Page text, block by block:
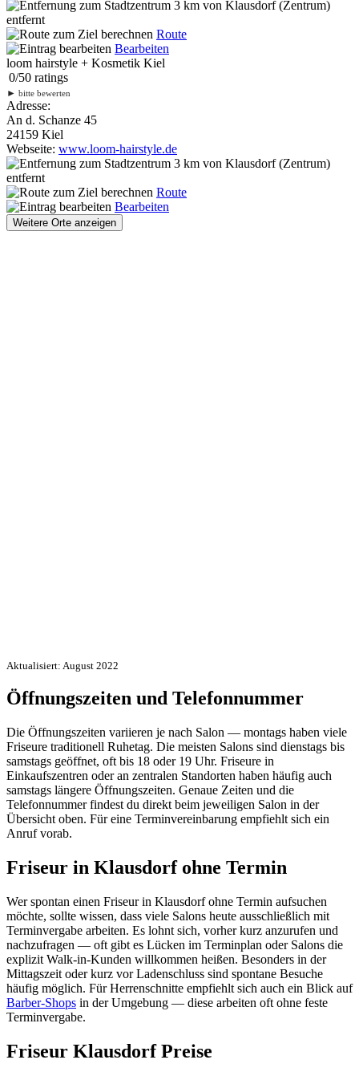
3 km von Klausdorf (Zentrum)
entfernt
Route
Bearbeiten
loom hairstyle + Kosmetik Kiel
0/50 ratings
► bitte bewerten
Adresse:
An d. Schanze 45
24159 Kiel
Webseite: www.loom-hairstyle.de
3 km von Klausdorf (Zentrum)
entfernt
Route
Bearbeiten
Weitere Orte anzeigen
Aktualisiert: August 2022
Öffnungszeiten und Telefonnummer
Die Öffnungszeiten variieren je nach Salon — montags haben viele
Friseure traditionell Ruhetag. Die meisten Salons sind dienstags bis
samstags geöffnet, oft bis 18 oder 19 Uhr. Friseure in
Einkaufszentren oder an zentralen Standorten haben häufig auch
samstags längere Öffnungszeiten. Genaue Zeiten und die
Telefonnummer findest du direkt beim jeweiligen Salon in der
Übersicht oben. Für eine Terminvereinbarung empfiehlt sich ein
Anruf vorab.
Friseur in Klausdorf ohne Termin
Wer spontan einen Friseur in Klausdorf ohne Termin aufsuchen
möchte, sollte wissen, dass viele Salons heute ausschließlich mit
Terminvergabe arbeiten. Es lohnt sich, vorher kurz anzurufen und
nachzufragen — oft gibt es Lücken im Terminplan oder Salons die
explizit Walk-in-Kunden willkommen heißen. Besonders in der
Mittagszeit oder kurz vor Ladenschluss sind spontane Besuche
häufig möglich. Für Herrenschnitte empfiehlt sich auch ein Blick auf
Barber-Shops in der Umgebung — diese arbeiten oft ohne feste
Terminvergabe.
Friseur Klausdorf Preise